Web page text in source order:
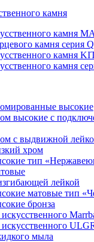
камня
камня
камня серия
камня
камня
высокие
высокие с
с выдвижной
хром
тип
лейкой
матовые тип
бронза
мыла